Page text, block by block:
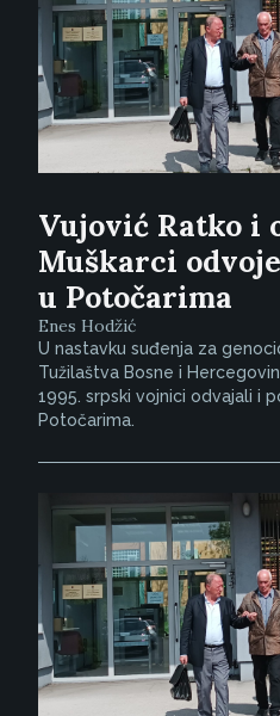
Vujović Ratko i
Muškarci
u Potočarima
Enes Hodžić
U nastavku suđenja za
Tužilaštva Bosne i
1995. srpski vojnici odvajali i
Potočarima.